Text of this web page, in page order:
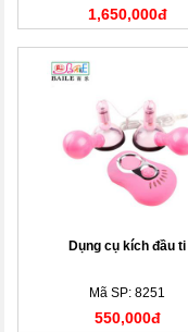
1,650,000đ
Dụng cụ kích đầu ti
Mã SP: 8251
550,000đ